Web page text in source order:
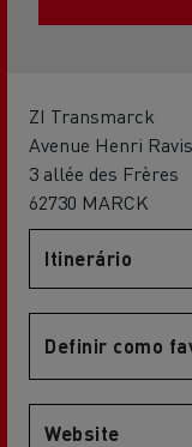
ZI Transmarck
Avenue Henri
3 allée des Frères
62730 MARCK
Itinerário
Definir como
Website